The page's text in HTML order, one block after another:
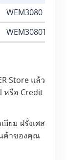
WEM3080
WEM3080T
Store แล้ว
หรือ Credit
ยม ฝรั่งเศส
นค้าของคุณ